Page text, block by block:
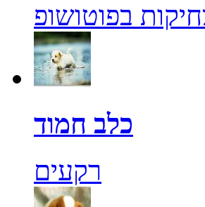
בפוטושופ
כלב חמוד
רקעים